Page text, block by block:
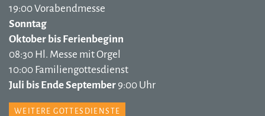
19:00 Vorabendmesse
Sonntag
Oktober bis Ferienbeginn
08:30 Hl. Messe mit Orgel
10:00 Familiengottesdienst
Juli bis Ende September 9:00 Uhr
WEITERE GOTTESDIENSTE